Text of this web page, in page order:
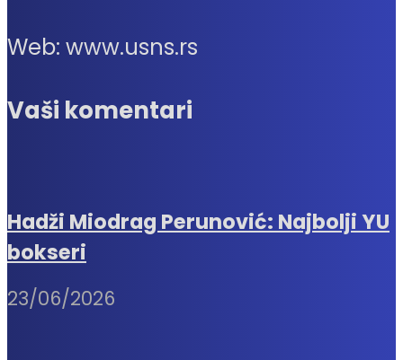
Web: www.usns.rs
Vaši komentari
Hadži Miodrag Perunović: Najbolji YU
bokseri
23/06/2026